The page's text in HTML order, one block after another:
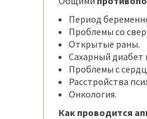
Период
Проблемы со
Открытые раны.
Сахарный диабет
Проблемы с
Расстройства
Онкология.
Как проводится